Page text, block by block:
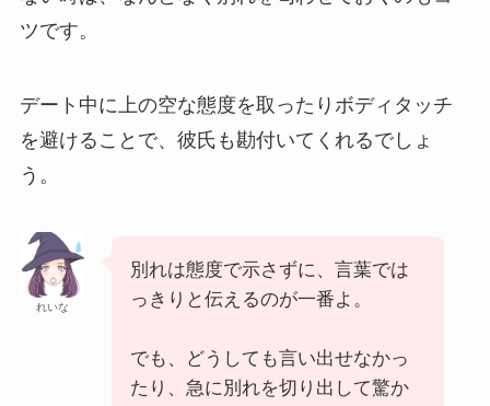
ツです。
デート中に上の空な態度を取ったりボディタッチ
を避けることで、彼氏も勘付いてくれるでしょ
う。
れいな
別れは態度で示さずに、言葉では
っきりと伝えるのが一番よ。
でも、どうしても言い出せなかっ
たり、急に別れを切り出して驚か